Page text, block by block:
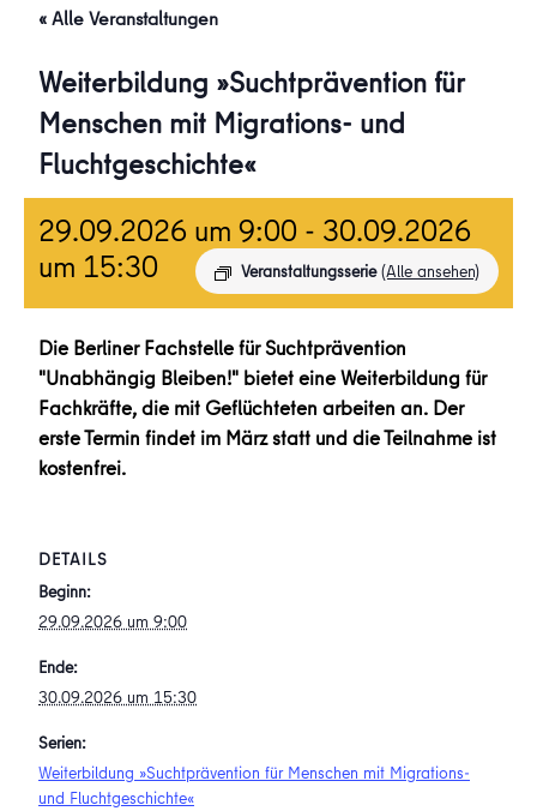
« Alle Veranstaltungen
Weiterbildung »Suchtprävention für
Menschen mit Migrations- und
Fluchtgeschichte«
29.09.2026 um 9:00 - 30.09.2026
um 15:30
Veranstaltungsserie(Alle ansehen)
Die Berliner Fachstelle für Suchtprävention
"Unabhängig Bleiben!" bietet eine Weiterbildung für
Fachkräfte, die mit Geflüchteten arbeiten an. Der
erste Termin findet im März statt und die Teilnahme ist
kostenfrei.
DETAILS
Beginn:
29.09.2026 um 9:00
Ende:
30.09.2026 um 15:30
Serien:
Weiterbildung »Suchtprävention für Menschen mit Migrations-
und Fluchtgeschichte«